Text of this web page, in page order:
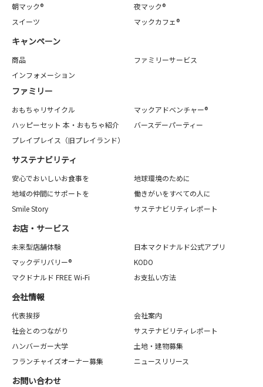
朝マック®
夜マック®
スイーツ
マックカフェ®
キャンペーン
商品
ファミリーサービス
インフォメーション
ファミリー
おもちゃリサイクル
マックアドベンチャー®
ハッピーセット 本・おもちゃ紹介
バースデーパーティー
プレイプレイス（旧プレイランド）
サステナビリティ
安心でおいしいお食事を
地球環境のために
地域の仲間にサポートを
働きがいをすべての人に
Smile Story
サステナビリティレポート
お店・サービス
未来型店舗体験
日本マクドナルド公式アプリ
マックデリバリー®
KODO
マクドナルド FREE Wi-Fi
お支払い方法
会社情報
代表挨拶
会社案内
社会とのつながり
サステナビリティレポート
ハンバーガー大学
土地・建物募集
フランチャイズオーナー募集
ニュースリリース
お問い合わせ